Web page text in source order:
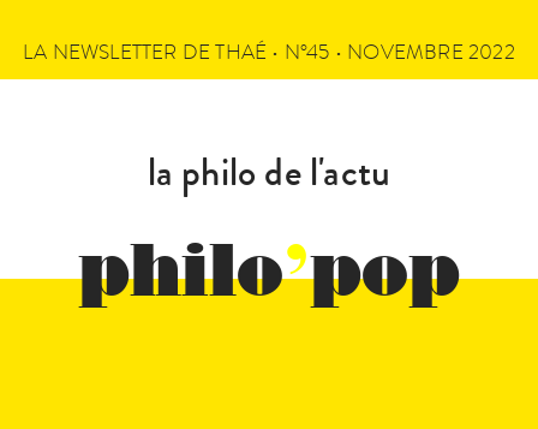
LA NEWSLETTER DE THAÉ • N°45 • NOVEMBRE 2022
la philo de l'actu
philo’pop